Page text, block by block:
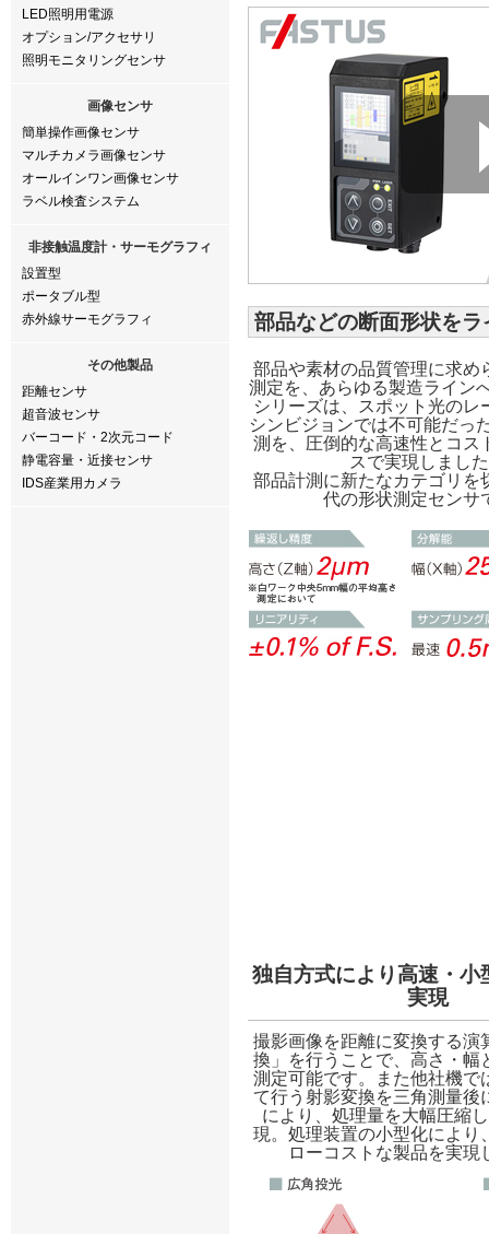
LED照明用電源
オプション/アクセサリ
照明モニタリングセンサ
画像センサ
簡単操作画像センサ
マルチカメラ画像センサ
オールインワン画像センサ
ラベル検査システム
非接触温度計・サーモグラフィ
設置型
ポータブル型
赤外線サーモグラフィ
その他製品
距離センサ
超音波センサ
バーコード・2次元コード
静電容量・近接センサ
IDS産業用カメラ
部品などの断面形状を
部品や素材の品質管理に求め
測定を、あらゆる製造ライン
シリーズは、スポット光のレ
シンビジョンでは不可能だっ
測を、圧倒的な高速性とコス
スで実現しまし
部品計測に新たなカテゴリを
代の形状測定センサ
独自方式により高速・小
実現
撮影画像を距離に変換する演
換」を行うことで、高さ・幅
測定可能です。また他社機で
て行う射影変換を三角測量後
により、処理量を大幅圧縮
現。処理装置の小型化により
ローコストな製品を実現